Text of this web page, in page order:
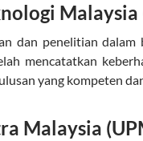
Malaysia
dan penelitian
mencatatkan
yang kompeten
Malaysia